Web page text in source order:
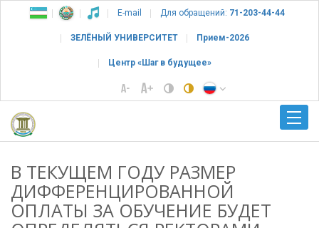
E-mail Для обращений: 71-203-44-44
ЗЕЛЁНЫЙ УНИВЕРСИТЕТ Прием-2026
Центр «Шаг в будущее»
В ТЕКУЩЕМ ГОДУ РАЗМЕР
ДИФФЕРЕНЦИРОВАННОЙ
ОПЛАТЫ ЗА ОБУЧЕНИЕ БУДЕТ